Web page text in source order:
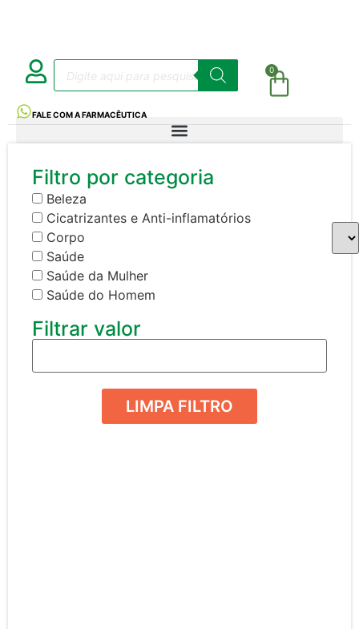
0
FALE COM A FARMACÊUTICA
Filtro por categoria
Beleza
Cicatrizantes e Anti-inflamatórios
Corpo
Saúde
Saúde da Mulher
Saúde do Homem
Filtrar valor
LIMPA FILTRO